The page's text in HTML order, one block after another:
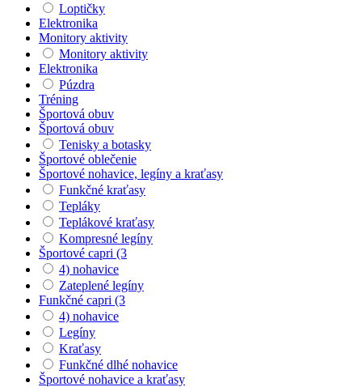
Loptičky
Elektronika
Monitory aktivity
Monitory aktivity
Elektronika
Púzdra
Tréning
Športová obuv
Športová obuv
Tenisky a botasky
Športové oblečenie
Športové nohavice, legíny a kraťasy
Funkčné kraťasy
Tepláky
Teplákové kraťasy
Kompresné legíny
Športové capri (3
4) nohavice
Zateplené legíny
Funkčné capri (3
4) nohavice
Legíny
Kraťasy
Funkčné dlhé nohavice
Športové nohavice a kraťasy